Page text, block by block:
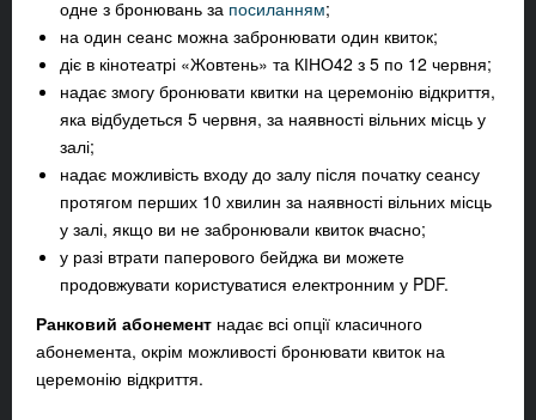
одне з бронювань за посиланням;
на один сеанс можна забронювати один квиток;
діє в кінотеатрі «Жовтень» та КІНО42 з 5 по 12 червня;
надає змогу бронювати квитки на церемонію відкриття,
яка відбудеться 5 червня, за наявності вільних місць у
залі;
надає можливість входу до залу після початку сеансу
протягом перших 10 хвилин за наявності вільних місць
у залі, якщо ви не забронювали квиток вчасно;
у разі втрати паперового бейджа ви можете
продовжувати користуватися електронним у PDF.
Ранковий абонемент надає всі опції класичного
абонемента, окрім можливості бронювати квиток на
церемонію відкриття.